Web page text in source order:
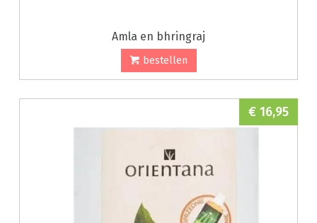
Amla en bhringraj
bestellen
€ 16,95